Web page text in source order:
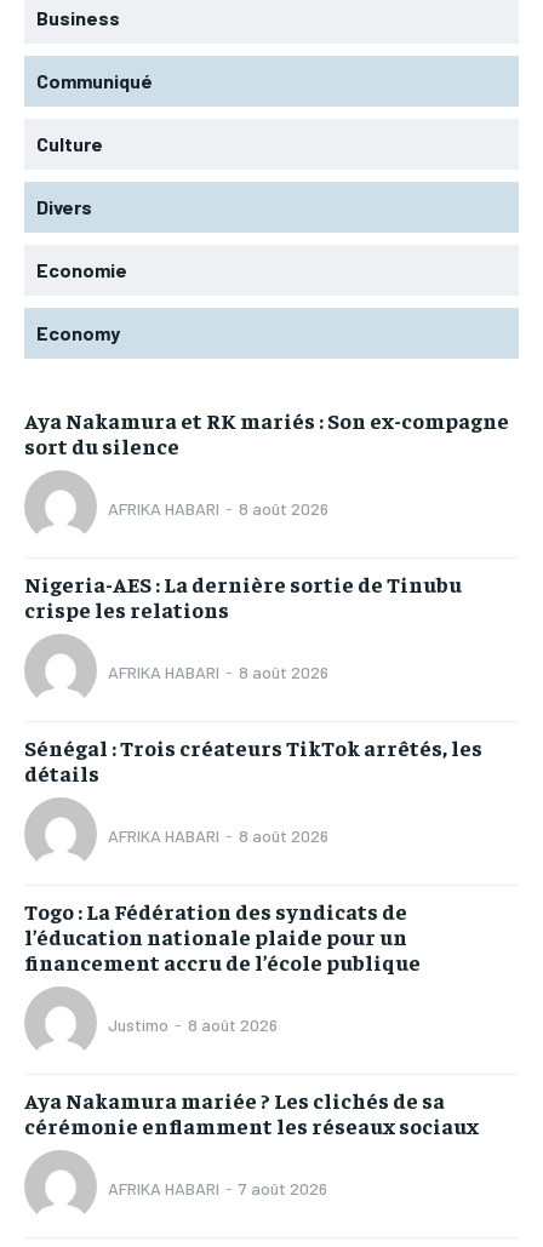
Business
Communiqué
Culture
Divers
Economie
Economy
Aya Nakamura et RK mariés : Son ex-compagne
sort du silence
AFRIKA HABARI - 8 août 2026
Nigeria-AES : La dernière sortie de Tinubu
crispe les relations
AFRIKA HABARI - 8 août 2026
Sénégal : Trois créateurs TikTok arrêtés, les
détails
AFRIKA HABARI - 8 août 2026
Togo : La Fédération des syndicats de
l’éducation nationale plaide pour un
financement accru de l’école publique
Justimo - 8 août 2026
Aya Nakamura mariée ? Les clichés de sa
cérémonie enflamment les réseaux sociaux
AFRIKA HABARI - 7 août 2026